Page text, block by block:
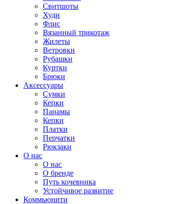
Свитшоты
Худи
Флис
Вязанный трикотаж
Жилеты
Ветровки
Рубашки
Куртки
Брюки
Аксессуары
Сумки
Кепки
Панамы
Кепки
Платки
Перчатки
Рюкзаки
О нас
О нас
О бренде
Путь кочевника
Устойчивое развитие
Коммьюнити